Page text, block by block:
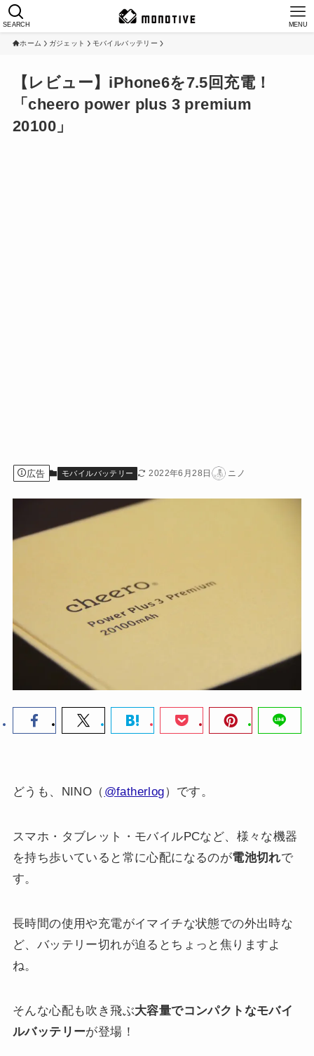
SEARCH MENU
ホーム ガジェット モバイルバッテリー
【レビュー】iPhone6を7.5回充電！
「cheero power plus 3 premium
20100」
広告 モバイルバッテリー 2022年6月28日 ニノ
どうも、NINO（ @fatherlog）です。
スマホ・タブレット・モバイルPCなど、様々な機器
を持ち歩いていると常に心配になるのが電池切れで
す。
長時間の使用や充電がイマイチな状態での外出時な
ど、バッテリー切れが迫るとちょっと焦りますよ
ね。
そんな心配も吹き飛ぶ大容量でコンパクトなモバイ
ルバッテリーが登場！